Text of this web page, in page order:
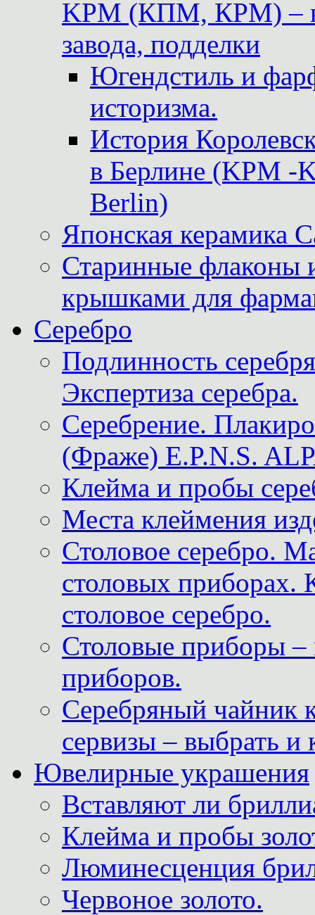
KPM (КПМ, КРМ) –
завода, подделки
Югендстиль и
историзма.
История
в Берлине (KPM -
Berlin)
Японская керамика
Старинные флаконы
крышками для
Серебро
Подлинность
Экспертиза серебра.
Серебрение.
(Фраже) E.P.N.S.
Клейма и пробы
Места клеймения
Столовое серебро.
столовых приборах.
столовое серебро.
Столовые приборы –
приборов.
Серебряный чайник
сервизы – выбрать и
Ювелирные украшения
Вставляют ли
Клейма и пробы
Люминесценция
Червоное золото.